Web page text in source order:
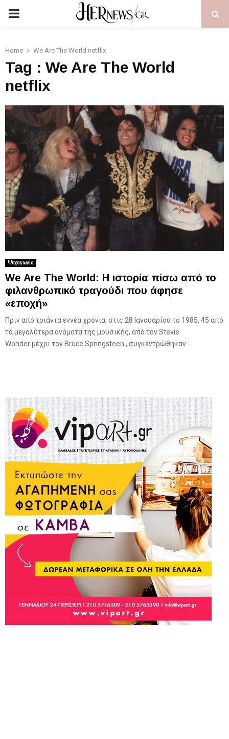
PRIMARY
Home We Are The World netflix
Tag : We Are The World
netflix
Ψυχαγωγία
We Are The World: Η ιστορία πίσω από το
φιλανθρωπικό τραγούδι που άφησε
«εποχή»
Πριν από τριάντα εννέα χρόνια, στις 28 Ιανουαρίου το 1985, 45 από
τα μεγαλύτερα ονόματα της μουσικής, από τον Stevie
Wonder μέχρι τον Bruce Springsteen , συγκεντρώθηκαν...